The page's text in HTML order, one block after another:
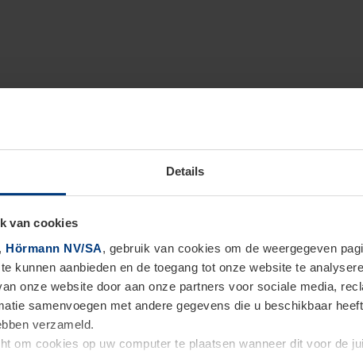
Details
van cookies
Hörmann NV/SA, gebruik van cookies om de weergegeven
kunnen aanbieden en de toegang tot onze website te
onze website door aan onze partners voor sociale media,
samenvoegen met andere gegevens die u beschikbaar
verzameld.
om cookies op uw computer te plaatsen wanneer dit voor de